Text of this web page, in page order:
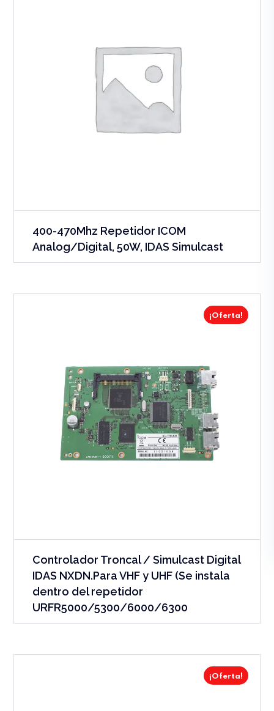
400-470Mhz Repetidor ICOM
Analog/Digital, 50W, IDAS Simulcast
¡Oferta!
Controlador Troncal / Simulcast Digital
IDAS NXDN.Para VHF y UHF (Se instala
dentro del repetidor
URFR5000/5300/6000/6300
¡Oferta!